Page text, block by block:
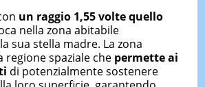
un raggio 1,55 volte quello
nella zona abitabile
sua stella madre. La zona
regione spaziale che permette ai
di potenzialmente sostenere